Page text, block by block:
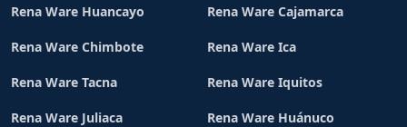
Rena Ware Huancayo Rena Ware Cajamarca
Rena Ware Chimbote Rena Ware Ica
Rena Ware Tacna Rena Ware Iquitos
Rena Ware Juliaca Rena Ware Huánuco